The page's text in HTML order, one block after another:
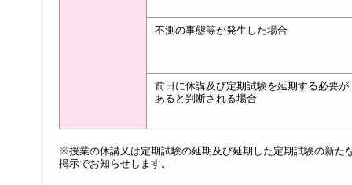
不測の事態等が発生した場合
前日に休講及び定期試験を延期する必要が
あると判断される場合
※授業の休講又は定期試験の延期及び延期した定期試験の新た
掲示でお知らせします。